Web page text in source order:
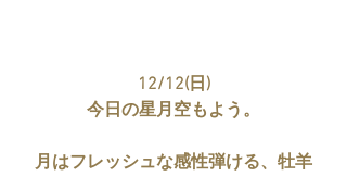
12/12(日)
今日の星月空もよう。
月はフレッシュな感性弾ける、牡羊